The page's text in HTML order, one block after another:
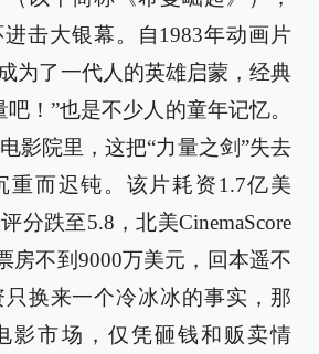
击大银幕。自1983年动画片
为了一代人的英雄启蒙，经典
！”也是不少人的童年记忆。
影院里，这把“力量之剑”失去
重而迟钝。该片耗资1.7亿美
分跌至5.8，北美CinemaScore
房不到9000万美元，回本遥不
换来一个冷冰冰的事实，那
影市场，仅凭砸钱和贩卖情